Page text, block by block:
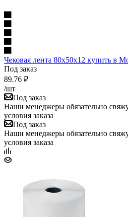
Чековая лента 80х50х12 купить в
Под заказ
89.76 ₽
/шт
Под заказ
Наши менеджеры обязательно
условия заказа
Под заказ
Наши менеджеры обязательно
условия заказа